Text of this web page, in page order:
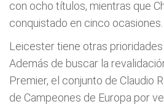
con ocho títulos, mientras que
conquistado en cinco ocasiones.
Leicester tiene otras prioridades
Además de buscar la
Premier, el conjunto de Claudio
de Campeones de Europa por